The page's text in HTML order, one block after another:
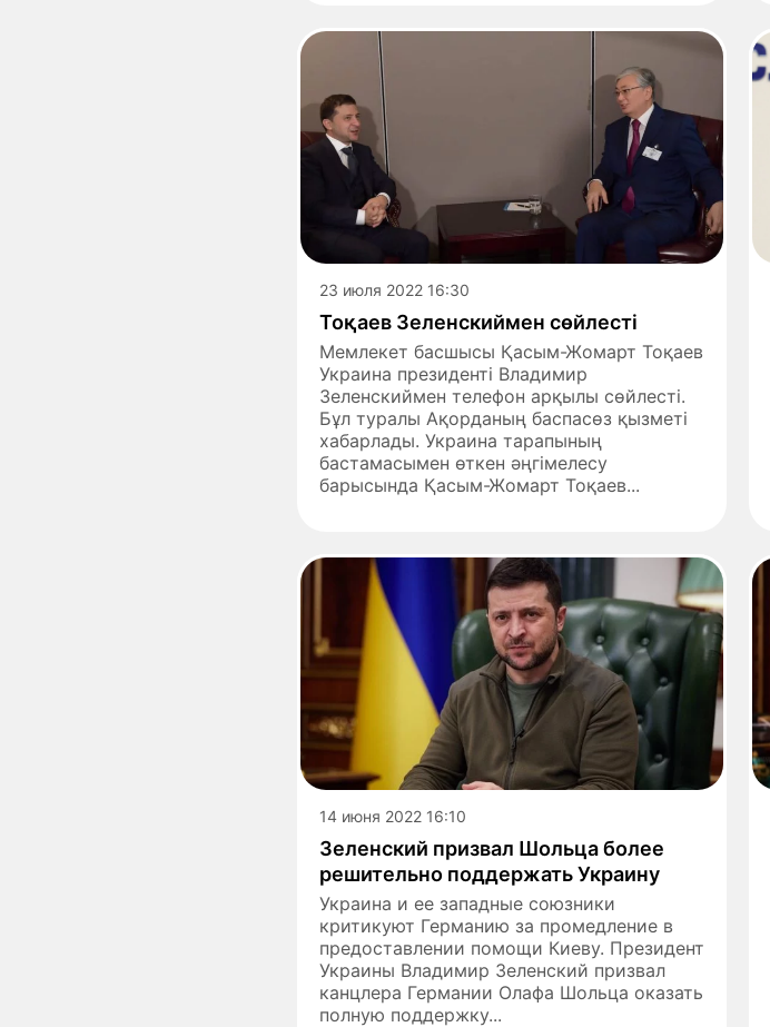
23 июля 2022 16:30
Тоқаев Зеленскиймен сөйлесті
Мемлекет басшысы Қасым-Жомарт Тоқаев
Украина президенті Владимир
Зеленскиймен телефон арқылы сөйлесті.
Бұл туралы Ақорданың баспасөз қызметі
хабарлады. Украина тарапының
бастамасымен өткен әңгімелесу
барысында Қасым-Жомарт Тоқаев...
14 июня 2022 16:10
Зеленский призвал Шольца более
решительно поддержать Украину
Украина и ее западные союзники
критикуют Германию за промедление в
предоставлении помощи Киеву. Президент
Украины Владимир Зеленский призвал
канцлера Германии Олафа Шольца оказать
полную поддержку...